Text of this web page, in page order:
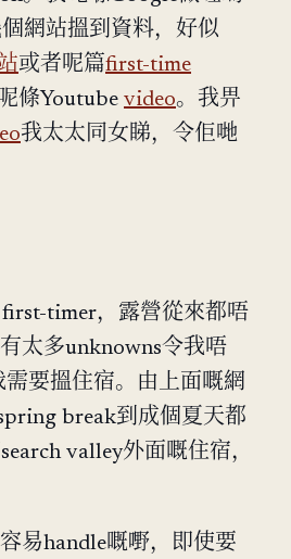
網站搵到資料，好似
或者呢篇first-time
條Youtube video。我畀
我太太同女睇，令佢哋
timer，露營從來都唔
太多unknowns令我唔
要搵住宿。由上面嘅網
break到成個夏天都
valley外面嘅住宿，
易handle嘅嘢，即使要